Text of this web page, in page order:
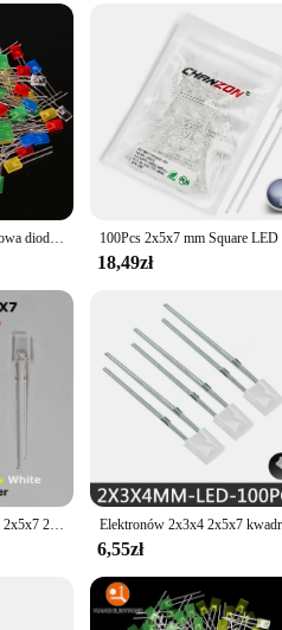
the 2x5x7 LED diode
The diodes are designed to
LEDs are built to last, providing
100 szt. 2x5x7 kwadratowa dioda LED 257 czerwona dioda elektroluminescencyjna biała żółta czerwono-zielona niebieska elektroniczny zestaw do majsterkowania rozproszona
18,49zł
100 szt. Kwadratowych 2x5x7 2x3x4 przezroczysty ekran LED 2*3*4 2*5*7 żółty czerwony wysoki jasny koralik rozproszony dioda elektroluminescencyjna niebieska lampa zielony
6,55zł